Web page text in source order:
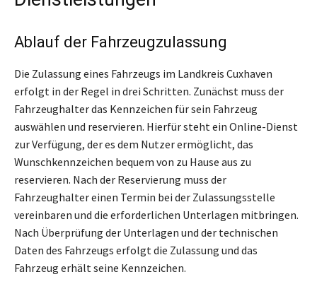
Ablauf der Fahrzeugzulassung
Die Zulassung eines Fahrzeugs im Landkreis Cuxhaven
erfolgt in der Regel in drei Schritten. Zunächst muss der
Fahrzeughalter das Kennzeichen für sein Fahrzeug
auswählen und reservieren. Hierfür steht ein Online-Dienst
zur Verfügung, der es dem Nutzer ermöglicht, das
Wunschkennzeichen bequem von zu Hause aus zu
reservieren. Nach der Reservierung muss der
Fahrzeughalter einen Termin bei der Zulassungsstelle
vereinbaren und die erforderlichen Unterlagen mitbringen.
Nach Überprüfung der Unterlagen und der technischen
Daten des Fahrzeugs erfolgt die Zulassung und das
Fahrzeug erhält seine Kennzeichen.